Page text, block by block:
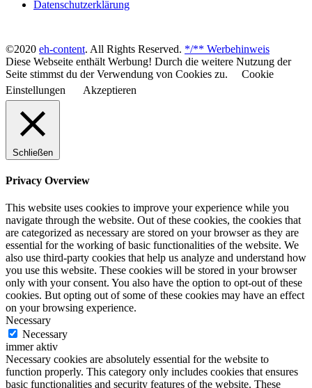
Datenschutzerklärung
©2020 eh-content. All Rights Reserved. */** Werbehinweis
Diese Webseite enthält Werbung! Durch die weitere Nutzung der
Seite stimmst du der Verwendung von Cookies zu.
Cookie
Einstellungen
Akzeptieren
Schließen
Privacy Overview
This website uses cookies to improve your experience while you
navigate through the website. Out of these cookies, the cookies that
are categorized as necessary are stored on your browser as they are
essential for the working of basic functionalities of the website. We
also use third-party cookies that help us analyze and understand how
you use this website. These cookies will be stored in your browser
only with your consent. You also have the option to opt-out of these
cookies. But opting out of some of these cookies may have an effect
on your browsing experience.
Necessary
Necessary
immer aktiv
Necessary cookies are absolutely essential for the website to
function properly. This category only includes cookies that ensures
basic functionalities and security features of the website. These